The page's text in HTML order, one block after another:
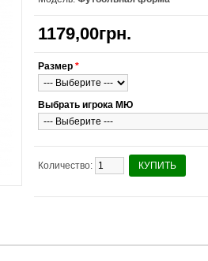
1179,00грн.
Размер *
Выбрать игрока МЮ
Количество: КУПИТЬ